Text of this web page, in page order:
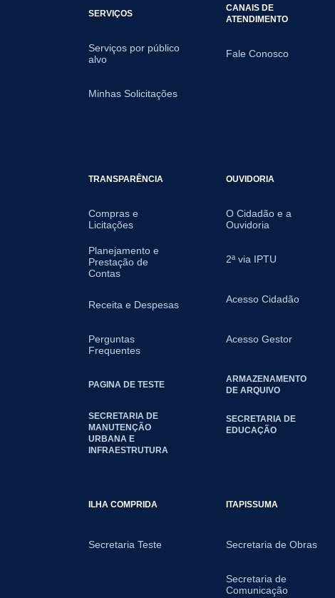
SERVIÇOS
Serviços por público
alvo
Minhas Solicitações
CANAIS DE
ATENDIMENTO
Fale Conosco
TRANSPARÊNCIA
Compras e
Licitações
Planejamento e
Prestação de
Contas
Receita e Despesas
Perguntas
Frequentes
OUVIDORIA
O Cidadão e a
Ouvidoria
2ª via IPTU
Acesso Cidadão
Acesso Gestor
PAGINA DE TESTE
ARMAZENAMENTO
DE ARQUIVO
SECRETARIA DE
MANUTENÇÃO
URBANA E
INFRAESTRUTURA
SECRETARIA DE
EDUCAÇÃO
ILHA COMPRIDA
Secretaria Teste
ITAPISSUMA
Secretaria de Obras
Secretaria de
Comunicação